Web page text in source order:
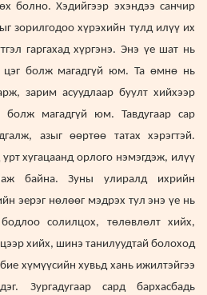
болно. Хэдийгээр эхэндээ санчир
зорилгодоо хүрэхийн тулд илүү их
гаргахад хүргэнэ. Энэ үе шат нь
цэг болж магадгүй юм. Та өмнө нь
зарим асуудлаар буулт хийхээр
болж магадгүй юм. Тавдугаар сар
азыг өөртөө татах хэрэгтэй.
хугацаанд орлого нэмэгдэж, илүү
байна. Зуны улиралд ихрийн
эерэг нөлөөг мэдрэх тул энэ үе нь
солилцох, төлөвлөлт хийх,
хийх, шинэ танилуудтай болоход
хүмүүсийн хувьд хань ижилтэйгээ
Зургадугаар сард бархасбадь